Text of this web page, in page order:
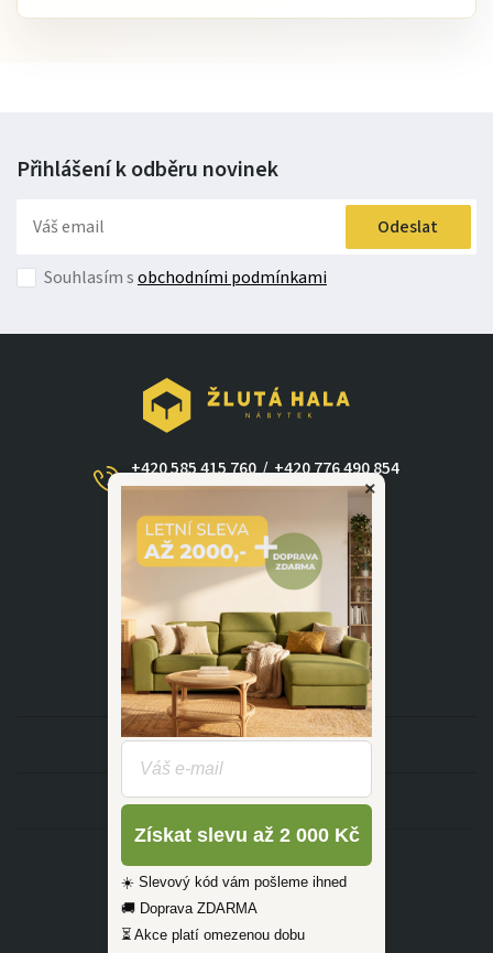
Přihlášení k odběru novinek
Odeslat
Souhlasím sobchodními podmínkami
+420 585 415 760 / +420 776 490 854
dotazy@zlutahala.cz
KATEGORIE
INFORMACE
×
Získat slevu až 2 000 Kč
☀️ Slevový kód vám pošleme ihned
🚚 Doprava ZDARMA
⏳ Akce platí omezenou dobu